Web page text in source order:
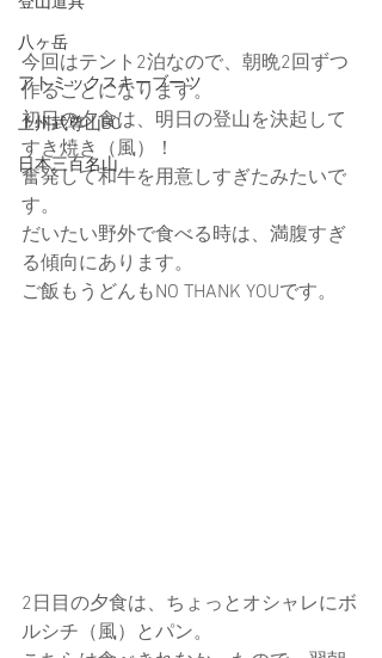
八ヶ岳
アトミックスキーブーツ
上州武尊山BC
日本三百名山
今回はテント2泊なので、朝晩2回ずつ
作ることになります。
初日の夕食は、明日の登山を決起して
すき焼き（風）！
奮発して和牛を用意しすぎたみたいで
す。
だいたい野外で食べる時は、満腹すぎ
る傾向にあります。
ご飯もうどんもNO THANK YOUです。
2日目の夕食は、ちょっとオシャレにボ
ルシチ（風）とパン。